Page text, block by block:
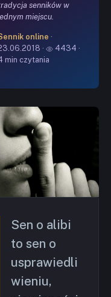
senników w
miejscu.
online ·
·
4434 ·
min czytania
Sen o alibi
to sen o
usprawiedli
wieniu,